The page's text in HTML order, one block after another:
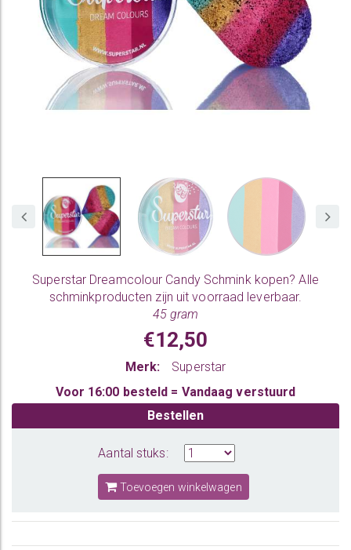
Superstar Dreamcolour Candy Schmink kopen? Alle
schminkproducten zijn uit voorraad leverbaar.
45 gram
€12,50
Merk:
Superstar
Voor 16:00 besteld = Vandaag verstuurd
Bestellen
Aantal stuks:
Toevoegen winkelwagen